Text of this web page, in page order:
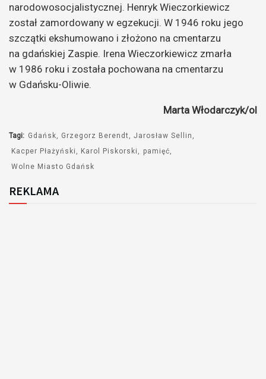
narodowosocjalistycznej. Henryk Wieczorkiewicz
został zamordowany w egzekucji. W 1946 roku jego
szczątki ekshumowano i złożono na cmentarzu
na gdańskiej Zaspie. Irena Wieczorkiewicz zmarła
w 1986 roku i została pochowana na cmentarzu
w Gdańsku-Oliwie.
Marta Włodarczyk/ol
Tagi: Gdańsk Grzegorz Berendt
Jarosław Sellin
Kacper Płażyński
Karol Piskorski
pamięć
Wolne Miasto Gdańsk
REKLAMA